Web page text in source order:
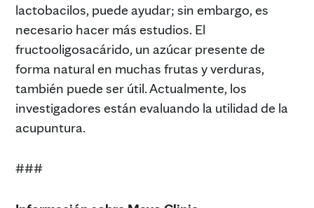
lactobacilos, puede ayudar; sin embargo, es
necesario hacer más estudios. El
fructooligosacárido, un azúcar presente de
forma natural en muchas frutas y verduras,
también puede ser útil. Actualmente, los
investigadores están evaluando la utilidad de la
acupuntura.
###